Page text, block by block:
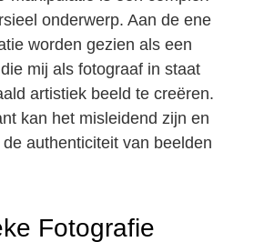
onderwerp. Aan de ene
worden gezien als een
mij als fotograaf in staat
artistiek beeld te creëren.
kan het misleidend zijn en
authenticiteit van beelden
Fotografie